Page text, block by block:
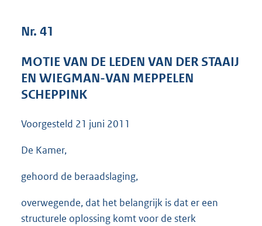
e
:
Nr. 41
MOTIE VAN DE LEDEN VAN DER STAAIJ
EN WIEGMAN-VAN MEPPELEN
SCHEPPINK
Voorgesteld 21 juni 2011
De Kamer,
gehoord de beraadslaging,
overwegende, dat het belangrijk is dat er een
structurele oplossing komt voor de sterk